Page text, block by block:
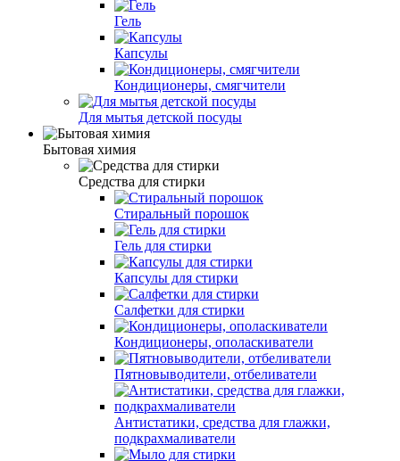
Гель
Капсулы
Кондиционеры, смягчители
Для мытья детской посуды
Бытовая химия
Средства для стирки
Стиральный порошок
Гель для стирки
Капсулы для стирки
Салфетки для стирки
Кондиционеры, ополаскиватели
Пятновыводители, отбеливатели
Антистатики, средства для глажки,
подкрахмаливатели